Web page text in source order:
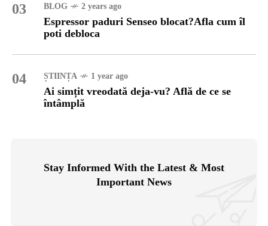
03 BLOG 2 years ago
Espressor paduri Senseo blocat?Afla cum îl
poti debloca
04 ȘTIINȚA 1 year ago
Ai simțit vreodată deja-vu? Află de ce se
întâmplă
Stay Informed With the Latest & Most
Important News